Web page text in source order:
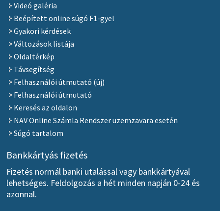
Videó galéria
Beépített online súgó F1-gyel
Gyakori kérdések
Változások listája
Oldaltérkép
Távsegítség
Felhasználói útmutató (új)
Felhasználói útmutató
Keresés az oldalon
NAV Online Számla Rendszer üzemzavara esetén
Súgó tartalom
Bankkártyás fizetés
Fizetés normál banki utalással vagy bankkártyával
lehetséges. Feldolgozás a hét minden napján 0-24 és
azonnal.